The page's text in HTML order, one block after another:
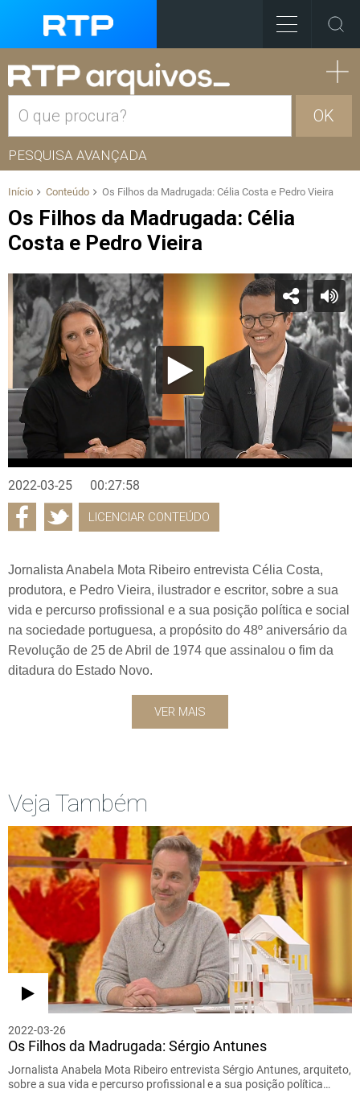
OK
PESQUISA AVANÇADA
Início Conteúdo Os Filhos da Madrugada: Célia Costa e Pedro Vieira
Os Filhos da Madrugada: Célia
Costa e Pedro Vieira
2022-03-25 00:27:58
LICENCIAR CONTEÚDO
Jornalista Anabela Mota Ribeiro entrevista Célia Costa,
produtora, e Pedro Vieira, ilustrador e escritor, sobre a sua
vida e percurso profissional e a sua posição política e social
na sociedade portuguesa, a propósito do 48º aniversário da
Revolução de 25 de Abril de 1974 que assinalou o fim da
ditadura do Estado Novo.
VER MAIS
Veja Também
2022-03-26
Os Filhos da Madrugada: Sérgio Antunes
Jornalista Anabela Mota Ribeiro entrevista Sérgio Antunes, arquiteto,
sobre a sua vida e percurso profissional e a sua posição política…